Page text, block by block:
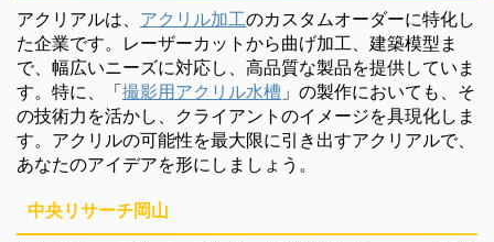
アクリアルは、 アクリル加工のカスタムオーダーに特化し
た企業です。レーザーカットから曲げ加工、建築模型ま
で、幅広いニーズに対応し、高品質な製品を提供していま
す。特に、「撮影用アクリル水槽 」の製作においても、そ
の技術力を活かし、クライアントのイメージを具現化しま
す。アクリルの可能性を最大限に引き出すアクリアルで、
あなたのアイデアを形にしましょう。
中央リサーチ岡山